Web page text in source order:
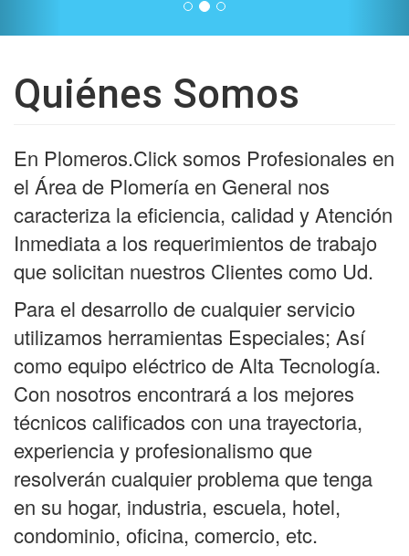
Quiénes Somos
En Plomeros.Click somos Profesionales en
el Área de Plomería en General nos
caracteriza la eficiencia, calidad y Atención
Inmediata a los requerimientos de trabajo
que solicitan nuestros Clientes como Ud.
Para el desarrollo de cualquier servicio
utilizamos herramientas Especiales; Así
como equipo eléctrico de Alta Tecnología.
Con nosotros encontrará a los mejores
técnicos calificados con una trayectoria,
experiencia y profesionalismo que
resolverán cualquier problema que tenga
en su hogar, industria, escuela, hotel,
condominio, oficina, comercio, etc.